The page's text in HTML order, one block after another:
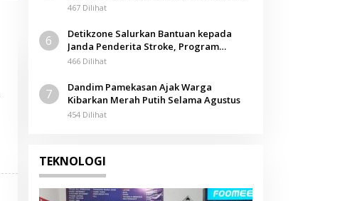
467 Dilihat
6
Detikzone Salurkan Bantuan kepada
Janda Penderita Stroke, Program
Berbagi Masuki Hari ke-61
466 Dilihat
7
Dandim Pamekasan Ajak Warga
Kibarkan Merah Putih Selama Agustus
454 Dilihat
TEKNOLOGI